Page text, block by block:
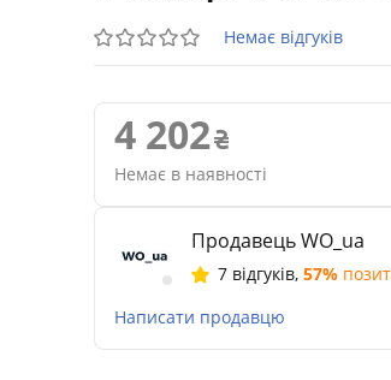
Немає відгуків
4 202
Немає в наявності
Продавець WO_ua
7 відгуків, 57%
Написати продавцю